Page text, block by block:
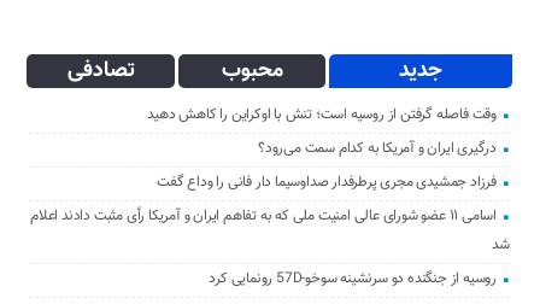
جدید محبوب تصادفی
وقت فاصله گرفتن از روسیه است؛ تنش با اوکراین را کاهش دهید
درگیری ایران و آمریکا به کدام سمت می‌رود؟
فرزاد جمشیدی مجری پرطرفدار صداوسیما دار فانی را وداع گفت
اسامی ۱۱ عضو شورای عالی امنیت ملی که به تفاهم ایران و آمریکا رأی مثبت دادند اعلام
شد
روسیه از جنگنده دو سرنشینه سوخو-57D رونمایی کرد